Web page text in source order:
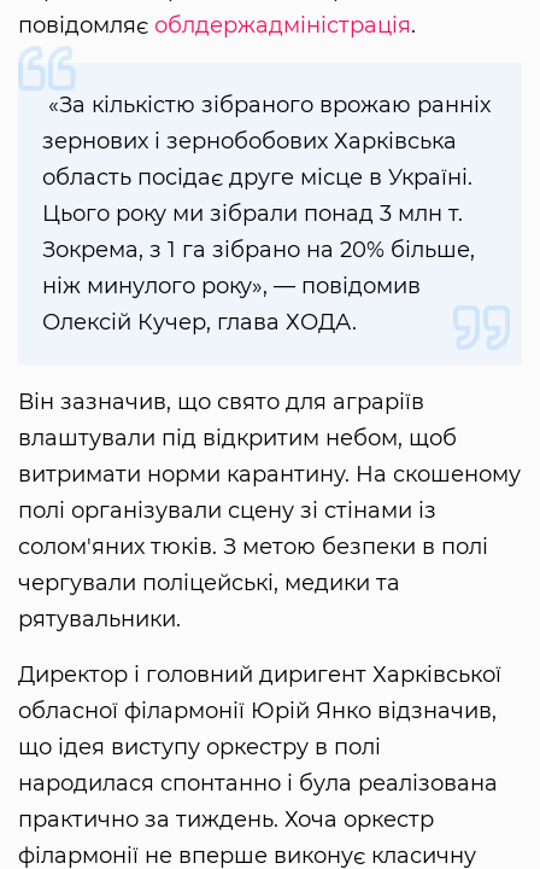
повідомляє облдержадміністрація.
«За кількістю зібраного врожаю ранніх
зернових і зернобобових Харківська
область посідає друге місце в Україні.
Цього року ми зібрали понад 3 млн т.
Зокрема, з 1 га зібрано на 20% більше,
ніж минулого року», — повідомив
Олексій Кучер, глава ХОДА.
Він зазначив, що свято для аграріїв
влаштували під відкритим небом, щоб
витримати норми карантину. На скошеному
полі організували сцену зі стінами із
солом'яних тюків. З метою безпеки в полі
чергували поліцейські, медики та
рятувальники.
Директор і головний диригент Харківської
обласної філармонії Юрій Янко відзначив,
що ідея виступу оркестру в полі
народилася спонтанно і була реалізована
практично за тиждень. Хоча оркестр
філармонії не вперше виконує класичну